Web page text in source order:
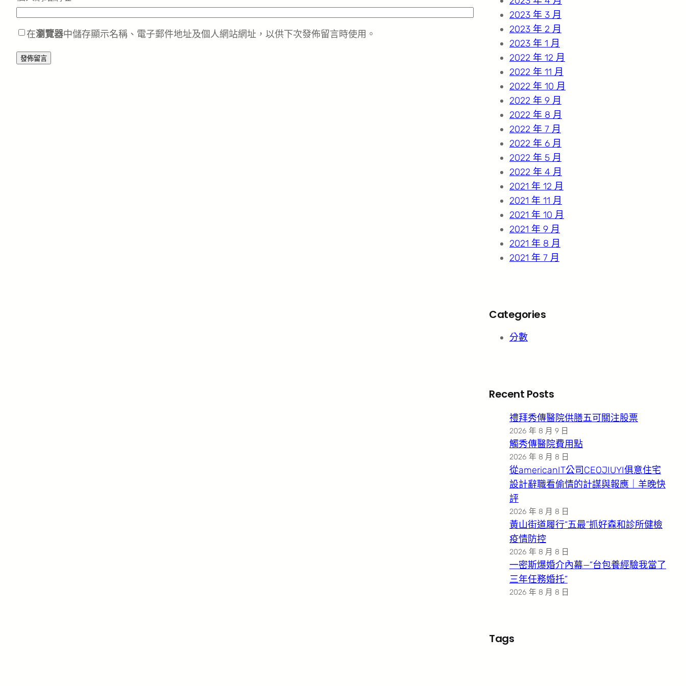
在瀏覽器中儲存顯示名稱、電子郵件地址及個人網站網址，以供下次發佈留言時使用。
2023 年 3 月
2023 年 2 月
2023 年 1 月
2022 年 12 月
2022 年 11 月
2022 年 10 月
2022 年 9 月
2022 年 8 月
2022 年 7 月
2022 年 6 月
2022 年 5 月
2022 年 4 月
2021 年 12 月
2021 年 11 月
2021 年 10 月
2021 年 9 月
2021 年 8 月
2021 年 7 月
Categories
分數
Recent Posts
禮拜秀傳醫院供膳五可關注股票
2026 年 8 月 9 日
觸秀傳醫院費用點
2026 年 8 月 8 日
從americanIT公司CEOJIUYI俱意住宅
設計辭職看偷情的計謀與報應｜羊晚快
評
2026 年 8 月 8 日
黃山街道履行“五最”抓好森和診所健檢
疫情防控
2026 年 8 月 8 日
一密斯爆婚介內幕—”台包養經驗我當了
三年任務婚托”
2026 年 8 月 8 日
Tags